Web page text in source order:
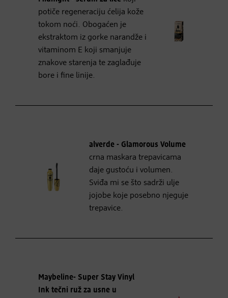
potiče regeneraciju ćelija kože
tokom noći. Obogaćen je
ekstraktom iz gorke narandže i
vitaminom E koji smanjuje
znakove starenja te zaglađuje
bore i fine linije.
alverde - Glamorous Volume
crna maskara trepavicama
daje gustoću i volumen.
Sviđa mi se što sadrži ulje
jojobe koje posebno njeguje
trepavice.
Maybeline- Super Stay Vinyl
Ink tečni ruž za usne u